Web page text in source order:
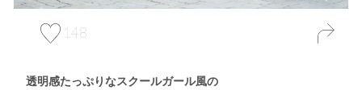
148
透明感たっぷりなスクールガール風の